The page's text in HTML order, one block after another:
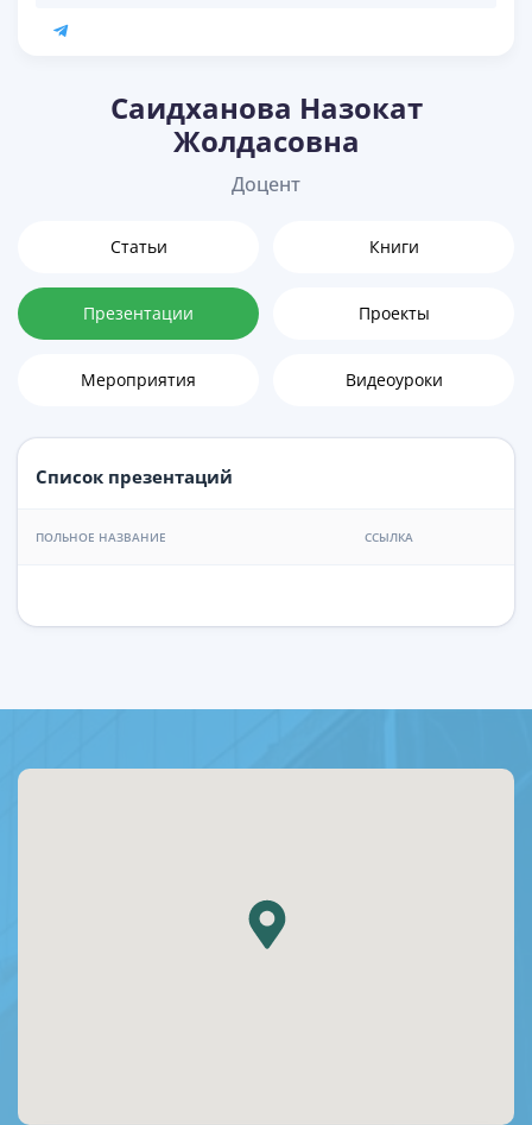
Саидханова Назокат
Жолдасовна
Доцент
Статьи Книги
Презентации Проекты
Мероприятия Видеоуроки
Список презентаций
ПОЛЬНОЕ НАЗВАНИЕ ССЫЛКА